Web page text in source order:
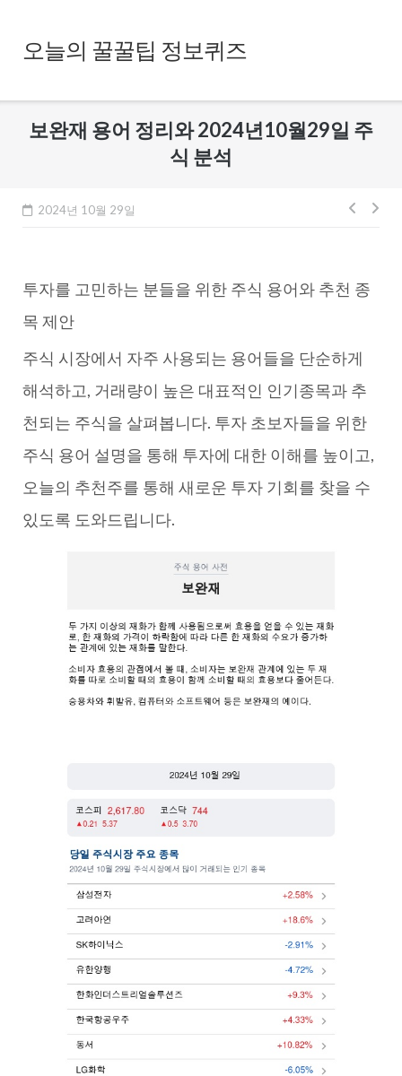
content오늘의 꿀꿀팁 정보퀴즈
보완재 용어 정리와 2024년10월29일 주
식 분석
2024년 10월 29일
글
게
투자를 고민하는 분들을 위한 주식 용어와 추천 종
목 제안
주식 시장에서 자주 사용되는 용어들을 단순하게
해석하고, 거래량이 높은 대표적인 인기종목과 추
천되는 주식을 살펴봅니다. 투자 초보자들을 위한
주식 용어 설명을 통해 투자에 대한 이해를 높이고,
오늘의 추천주를 통해 새로운 투자 기회를 찾을 수
있도록 도와드립니다.